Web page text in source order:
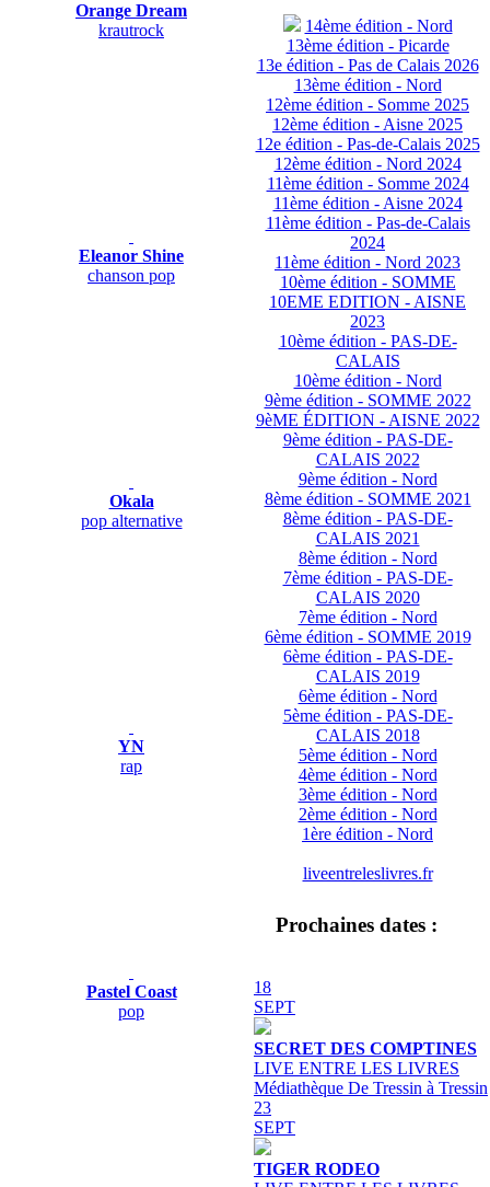
Orange Dream
krautrock
Eleanor Shine
chanson pop
Okala
pop alternative
YN
rap
Pastel Coast
pop
14ème édition - Nord
13ème édition - Picarde
13e édition - Pas de Calais 2026
13ème édition - Nord
12ème édition - Somme 2025
12ème édition - Aisne 2025
12e édition - Pas-de-Calais 2025
12ème édition - Nord 2024
11ème édition - Somme 2024
11ème édition - Aisne 2024
11ème édition - Pas-de-Calais
2024
11ème édition - Nord 2023
10ème édition - SOMME
10EME EDITION - AISNE
2023
10ème édition - PAS-DE-
CALAIS
10ème édition - Nord
9ème édition - SOMME 2022
9èME ÉDITION - AISNE 2022
9ème édition - PAS-DE-
CALAIS 2022
9ème édition - Nord
8ème édition - SOMME 2021
8ème édition - PAS-DE-
CALAIS 2021
8ème édition - Nord
7ème édition - PAS-DE-
CALAIS 2020
7ème édition - Nord
6ème édition - SOMME 2019
6ème édition - PAS-DE-
CALAIS 2019
6ème édition - Nord
5ème édition - PAS-DE-
CALAIS 2018
5ème édition - Nord
4ème édition - Nord
3ème édition - Nord
2ème édition - Nord
1ère édition - Nord
liveentreleslivres.fr
Prochaines dates :
18
SEPT
SECRET DES COMPTINES
LIVE ENTRE LES LIVRES
Médiathèque De Tressin à Tressin
23
SEPT
TIGER RODEO